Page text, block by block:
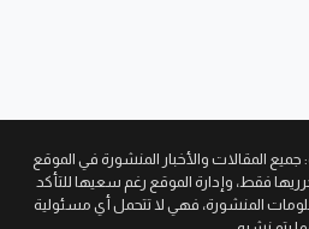
المقالات والأخبار المنشورة في الموقع
فقط، وإدارة الموقع رغم سعيها للتأكد
المنشورة، فهي لا تتحمل أي مسئولية